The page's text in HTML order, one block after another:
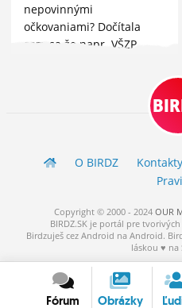
nepovinnými
očkovaniami? Dočítala
som sa že napr. VŠZP
Rozmýšľam nad tým či to
má zmysel ak neplánujem
O BIRDZ Kontakty
Copyright © 2000 - 2024 OUR
BIRDZ.SK je portál pre
Birdzuješ cez Android na Android.
láskou ♥ na
Fórum Obrázky